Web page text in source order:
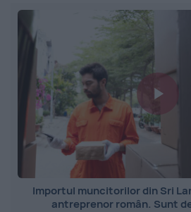
Importul muncitorilor din Sri
antreprenor român. Sunt